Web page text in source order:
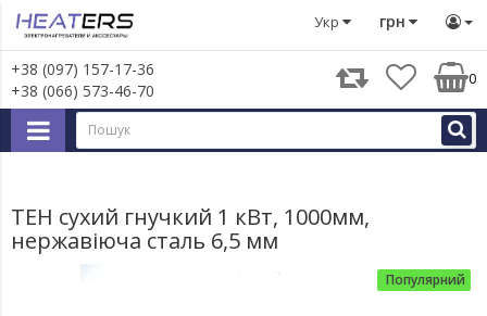
грн
Укр
+38 (097) 157-17-36
+38 (066) 573-46-70
0
Тени ТЕН сухий гнучкий 1 кВт, 1000мм, нержавіюча
ТЕН сухий гнучкий 1 кВт, 1000мм,
нержавіюча сталь 6,5 мм
Популярний